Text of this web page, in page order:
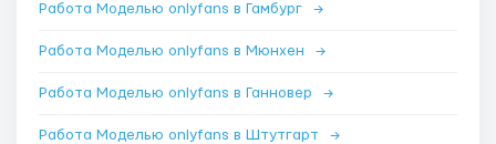
Работа Моделью onlyfans в Гамбург →
Работа Моделью onlyfans в Мюнхен →
Работа Моделью onlyfans в Ганновер →
Работа Моделью onlyfans в Штутгарт →